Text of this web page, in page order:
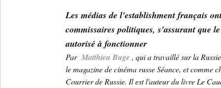
Les médias de l'establishment français
commissaires politiques, s'assurant que
autorisé à fonctionner
Par Matthieu Buge, qui a travaillé sur la
le magazine de cinéma russe Séance, et comme
Courrier de Russie. Il est l'auteur du livre Le